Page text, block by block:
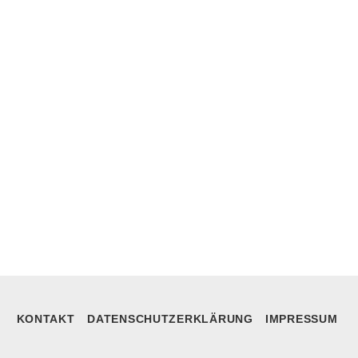
KONTAKT DATENSCHUTZERKLÄRUNG IMPRESSUM